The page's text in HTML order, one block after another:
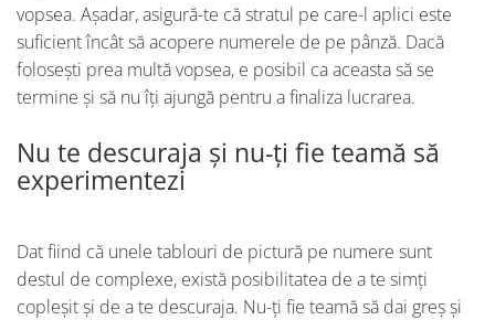
vopsea. Așadar, asigură-te că stratul pe care-l aplici este
suficient încât să acopere numerele de pe pânză. Dacă
folosești prea multă vopsea, e posibil ca aceasta să se
termine și să nu îți ajungă pentru a finaliza lucrarea.
Nu te descuraja și nu-ți fie teamă să
experimentezi
Dat fiind că unele tablouri de pictură pe numere sunt
destul de complexe, există posibilitatea de a te simți
copleșit și de a te descuraja. Nu-ți fie teamă să dai greș și